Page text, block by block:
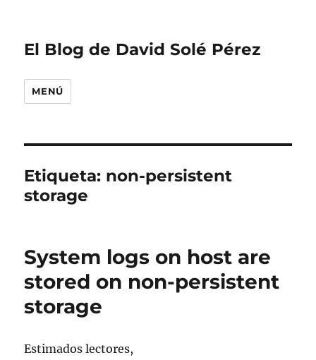
El Blog de David Solé Pérez
MENÚ
Etiqueta: non-persistent
storage
System logs on host are
stored on non-persistent
storage
Estimados lectores,